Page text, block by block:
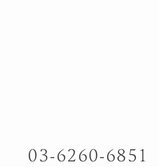
03-6260-6851